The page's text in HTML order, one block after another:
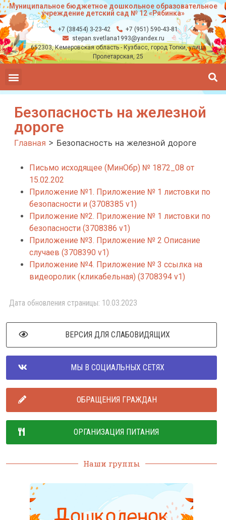
Муниципальное бюджетное дошкольное образовательное
учреждение детский сад № 12 «Рябинка»
+7 (38454) 3-23-42
+7 (951) 590-43-81
stepan.svetlana1993@yandex.ru
652303, Кемеровская область - Кузбасс, город Топки, улица
Пролетарская, 25
Безопасность на железной
дороге
Главная > Безопасность на железной дороге
Письмо исходящее (МинОбр) № 1872_08 от
15.02.202
Приложение №1. Приложение № 1 листовки по
безопасности и (3708385 v1)
Приложение №2. Приложение № 1 листовки по
безопасности (3708386 v1)
Приложение №3. Приложение № 2 Описание
случаев (3708390 v1)
Приложение №4. Приложение № 3 ссылка на
видеоролик (кликабельная) (3708394 v1)
Дата обновления страницы: 10.03.2023
ВЕРСИЯ ДЛЯ СЛАБОВИДЯЩИХ
МЫ В СОЦИАЛЬНЫХ СЕТЯХ
ОБРАЩЕНИЯ ГРАЖДАН
ОРГАНИЗАЦИЯ ПИТАНИЯ
Наши группы